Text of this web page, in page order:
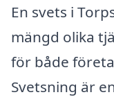
En svets i
mängd olika
för både
Svetsning är